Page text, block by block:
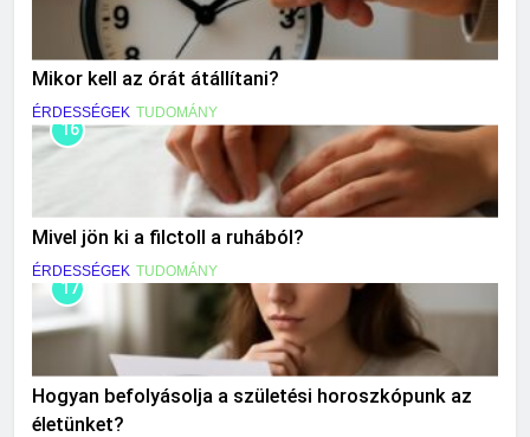
Mikor kell az órát átállítani?
ÉRDESSÉGEK TUDOMÁNY
16
Mivel jön ki a filctoll a ruhából?
ÉRDESSÉGEK TUDOMÁNY
17
Hogyan befolyásolja a születési horoszkópunk az
életünket?